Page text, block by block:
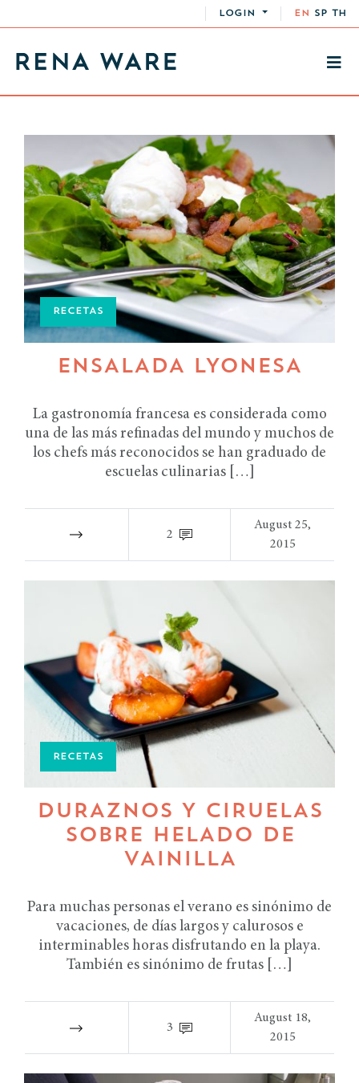
LOGIN EN SP TH
RECETAS
ENSALADA LYONESA
La gastronomía francesa es considerada como
una de las más refinadas del mundo y muchos de
los chefs más reconocidos se han graduado de
escuelas culinarias […]
2
August 25,
2015
RECETAS
DURAZNOS Y CIRUELAS
SOBRE HELADO DE
VAINILLA
Para muchas personas el verano es sinónimo de
vacaciones, de días largos y calurosos e
interminables horas disfrutando en la playa.
También es sinónimo de frutas […]
3
August 18,
2015